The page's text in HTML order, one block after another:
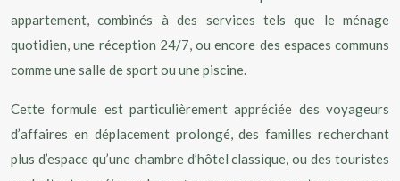
appartement, combinés à des services tels que le ménage
quotidien, une réception 24/7, ou encore des espaces communs
comme une salle de sport ou une piscine.
Cette formule est particulièrement appréciée des voyageurs
d’affaires en déplacement prolongé, des familles recherchant
plus d’espace qu’une chambre d’hôtel classique, ou des touristes